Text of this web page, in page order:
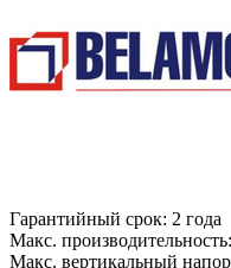
Гарантийный срок: 2 года
Макс. производительность:
Макс. вертикальный